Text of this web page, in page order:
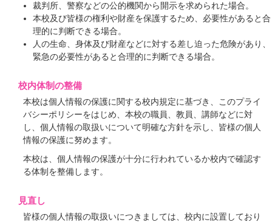
裁判所、警察などの公的機関から開示を求められた場合。
本校及び皆様の権利や財産を保護するため、必要性があると合
理的に判断できる場合。
人の生命、身体及び財産などに対する差し迫った危険があり、
緊急の必要性があると合理的に判断できる場合。
校内体制の整備
本校は個人情報の保護に関する校内規定に基づき、このプライ
バシーポリシーをはじめ、本校の職員、教員、講師などに対
し、個人情報の取扱いについて明確な方針を示し、皆様の個人
情報の保護に努めます。
本校は、個人情報の保護が十分に行われているか校内で確認す
る体制を整備します。
見直し
皆様の個人情報の取扱いにつきましては、校内に設置しており